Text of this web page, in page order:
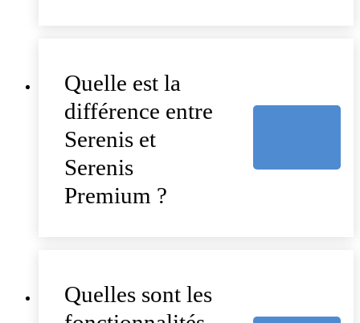
Quelle est la
différence entre
Serenis et
Serenis
Premium ?
Quelles sont les